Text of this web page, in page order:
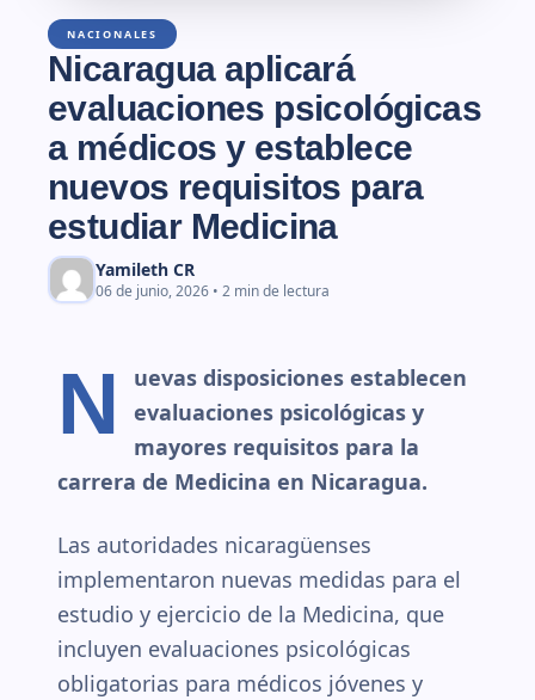
NACIONALES
Nicaragua aplicará
evaluaciones psicológicas
a médicos y establece
nuevos requisitos para
estudiar Medicina
Yamileth CR
06 de junio, 2026 • 2 min de lectura
N
uevas disposiciones establecen
evaluaciones psicológicas y
mayores requisitos para la
carrera de Medicina en Nicaragua.
Las autoridades nicaragüenses
implementaron nuevas medidas para el
estudio y ejercicio de la Medicina, que
incluyen evaluaciones psicológicas
obligatorias para médicos jóvenes y